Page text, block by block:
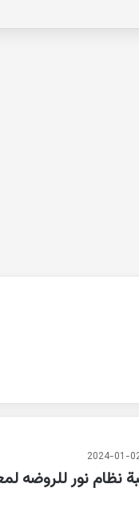
وقت المكالمات
2024-01-
نظام نور للروضه